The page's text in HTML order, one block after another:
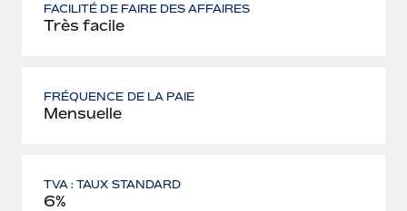
FACILITÉ DE FAIRE DES AFFAIRES
Très facile
FRÉQUENCE DE LA PAIE
Mensuelle
TVA : TAUX STANDARD
6%